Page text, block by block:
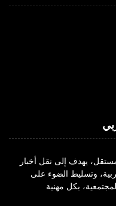
مستقل، يهدف إلى نقل أخبار
وتسليط الضوء على
بكل مهنية